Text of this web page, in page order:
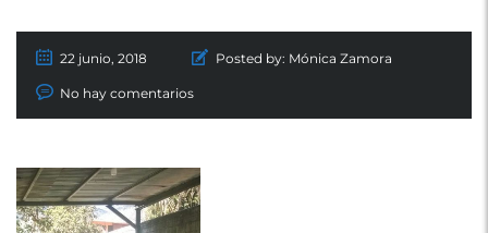
22 junio, 2018 Posted by: Mónica Zamora
No hay comentarios